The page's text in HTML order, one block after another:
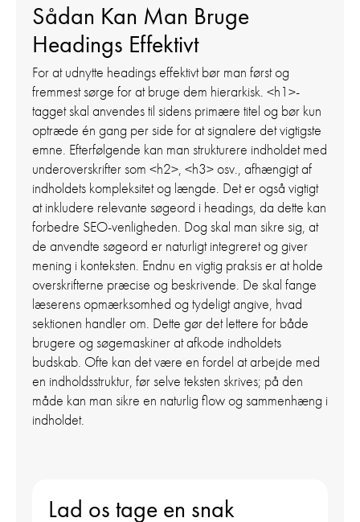
Sådan Kan Man Bruge
Headings Effektivt
For at udnytte headings effektivt bør man først og
fremmest sørge for at bruge dem hierarkisk. <h1>-
tagget skal anvendes til sidens primære titel og bør kun
optræde én gang per side for at signalere det vigtigste
emne. Efterfølgende kan man strukturere indholdet med
underoverskrifter som <h2>, <h3> osv., afhængigt af
indholdets kompleksitet og længde. Det er også vigtigt
at inkludere relevante søgeord i headings, da dette kan
forbedre SEO-venligheden. Dog skal man sikre sig, at
de anvendte søgeord er naturligt integreret og giver
mening i konteksten. Endnu en vigtig praksis er at holde
overskrifterne præcise og beskrivende. De skal fange
læserens opmærksomhed og tydeligt angive, hvad
sektionen handler om. Dette gør det lettere for både
brugere og søgemaskiner at afkode indholdets
budskab. Ofte kan det være en fordel at arbejde med
en indholdsstruktur, før selve teksten skrives; på den
måde kan man sikre en naturlig flow og sammenhæng i
indholdet.
Lad os tage en snak